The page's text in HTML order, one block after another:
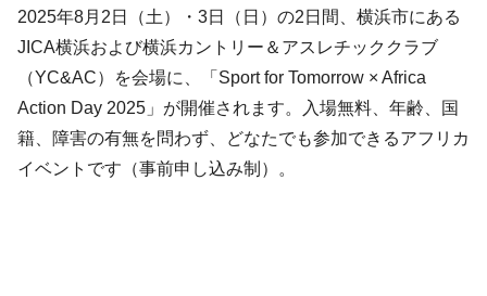
2025年8月2日（土）・3日（日）の2日間、横浜市にある
JICA横浜および横浜カントリー＆アスレチッククラブ
（YC&AC）を会場に、「Sport for Tomorrow × Africa
Action Day 2025」が開催されます。入場無料、年齢、国
籍、障害の有無を問わず、どなたでも参加できるアフリカ
イベントです（事前申し込み制）。